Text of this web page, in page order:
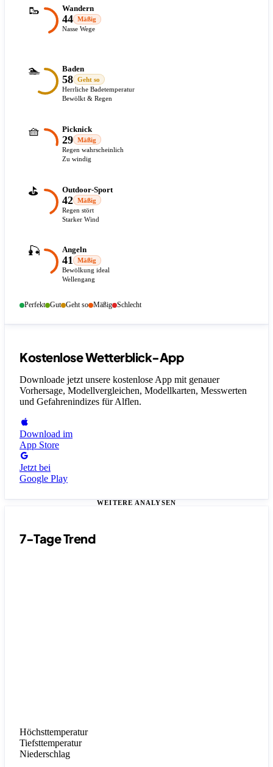
🥾 Wandern
44
Mäßig
Nasse Wege
🏊 Baden
58
Geht so
Herrliche Badetemperatur
Bewölkt & Regen
🧺 Picknick
29
Mäßig
Regen wahrscheinlich
Zu windig
⛳ Outdoor-Sport
42
Mäßig
Regen stört
Starker Wind
🎣 Angeln
41
Mäßig
Bewölkung ideal
Wellengang
Perfekt Gut Geht so Mäßig Schlecht
Kostenlose Wetterblick-App
Downloade jetzt unsere kostenlose App mit genauer
Vorhersage, Modellvergleichen, Modellkarten, Messwerten
und Gefahrenindizes für Alflen.
Download im
App Store
Jetzt bei
Google Play
WEITERE ANALYSEN
7-Tage Trend
Höchsttemperatur
Tiefsttemperatur
Niederschlag